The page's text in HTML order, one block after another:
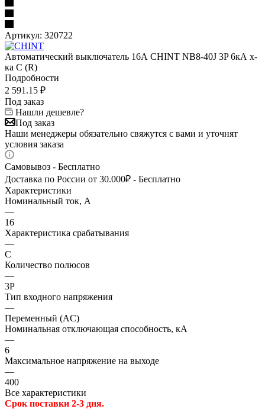
Артикул: 320722
Автоматический выключатель 16А CHINT NB8-40J 3P 6кА х-
ка C (R)
Подробности
2 591.15 ₽
Под заказ
Нашли дешевле?
Под заказ
Наши менеджеры обязательно свяжутся с вами и уточнят
условия заказа
Самовывоз - Бесплатно
Доставка по России от 30.000₽ - Бесплатно
Характеристики
Номинальный ток, А
—
16
Характеристика срабатывания
—
C
Количество полюсов
—
3P
Тип входного напряжения
—
Переменный (AC)
Номинальная отключающая способность, кА
—
6
Максимальное напряжение на выходе
—
400
Все характеристики
Срок поставки 2-3 дня.